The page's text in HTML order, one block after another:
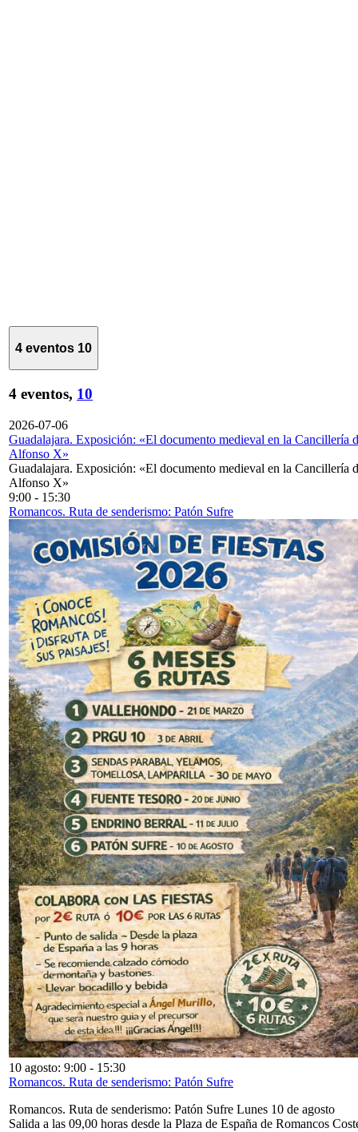
4 eventos 10
4 eventos, 10
2026-07-06
Guadalajara. Exposición: «El documento medieval en la Cancillería
Alfonso X»
Guadalajara. Exposición: «El documento medieval en la Cancillería
Alfonso X»
9:00 - 15:30
Romancos. Ruta de senderismo: Patón Sufre
10 agosto: 9:00 - 15:30
Romancos. Ruta de senderismo: Patón Sufre
Romancos. Ruta de senderismo: Patón Sufre Lunes 10 de agosto
Salida a las 09,00 horas desde la Plaza de España de Romancos